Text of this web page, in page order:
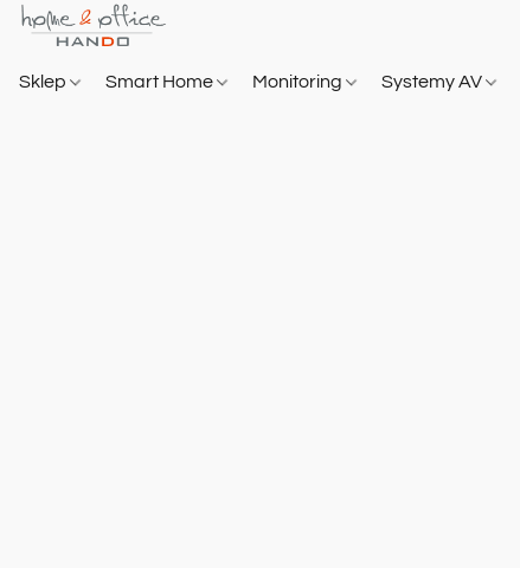
Sklep Smart Home Monitoring Systemy AV